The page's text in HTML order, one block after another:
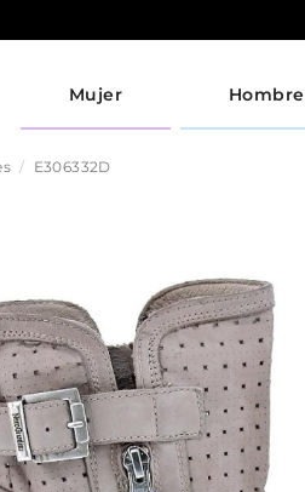
Mujer Hombre
E306332D